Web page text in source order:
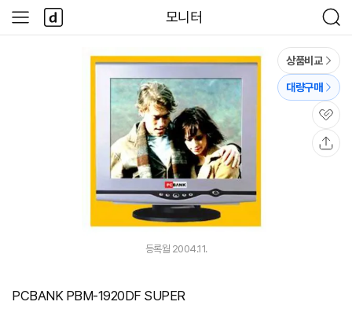
모니터
검
색
사
이
다
나
와
상품비교
대량구매
관
심
등록월 2004.11.
PCBANK PBM-1920DF SUPER